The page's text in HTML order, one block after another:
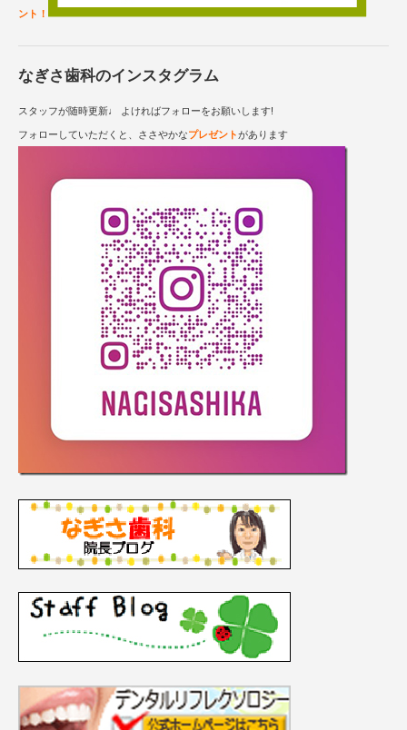
ント！
なぎさ歯科のインスタグラム
スタッフが随時更新♩ よければフォローをお願いします!
フォローしていただくと、ささやかなプレゼントがあります